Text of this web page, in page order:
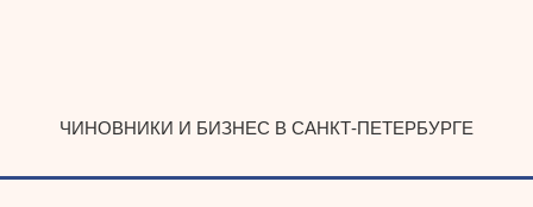
ЧИНОВНИКИ И БИЗНЕС В САНКТ-ПЕТЕРБУРГЕ